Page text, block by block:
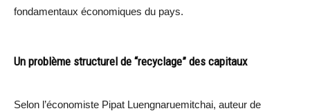
fondamentaux économiques du pays.
Un problème structurel de “recyclage” des capitaux
Selon l’économiste Pipat Luengnaruemitchai, auteur de